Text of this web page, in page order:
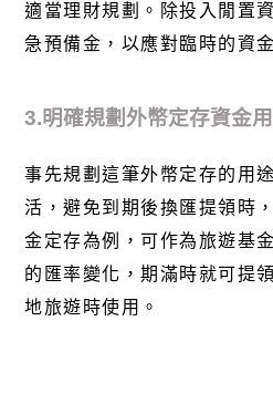
適當理財規劃。除投入閒置
急預備金，以應對臨時的資
3.明確規劃外幣定存資金
事先規劃這筆外幣定存的用
活，避免到期後換匯提領時
金定存為例，可作為旅遊基
的匯率變化，期滿時就可提
地旅遊時使用。